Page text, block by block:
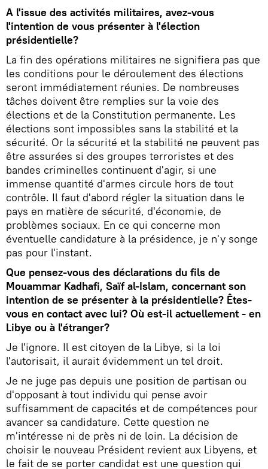
A l'issue des activités militaires, avez-vous
l'intention de vous présenter à l'élection
présidentielle?
La fin des opérations militaires ne signifiera pas que
les conditions pour le déroulement des élections
seront immédiatement réunies. De nombreuses
tâches doivent être remplies sur la voie des
élections et de la Constitution permanente. Les
élections sont impossibles sans la stabilité et la
sécurité. Or la sécurité et la stabilité ne peuvent pas
être assurées si des groupes terroristes et des
bandes criminelles continuent d'agir, si une
immense quantité d'armes circule hors de tout
contrôle. Il faut d'abord régler la situation dans le
pays en matière de sécurité, d'économie, de
problèmes sociaux. En ce qui concerne mon
éventuelle candidature à la présidence, je n'y songe
pas pour l'instant.
Que pensez-vous des déclarations du fils de
Mouammar Kadhafi, Saïf al-Islam, concernant son
intention de se présenter à la présidentielle? Êtes-
vous en contact avec lui? Où est-il actuellement - en
Libye ou à l'étranger?
Je l'ignore. Il est citoyen de la Libye, si la loi
l'autorisait, il aurait évidemment un tel droit.
Je ne juge pas depuis une position de partisan ou
d'opposant à tout individu qui pense avoir
suffisamment de capacités et de compétences pour
avancer sa candidature. Cette question ne
m'intéresse ni de près ni de loin. La décision de
choisir le nouveau Président revient aux Libyens, et
le fait de se porter candidat est une question qui